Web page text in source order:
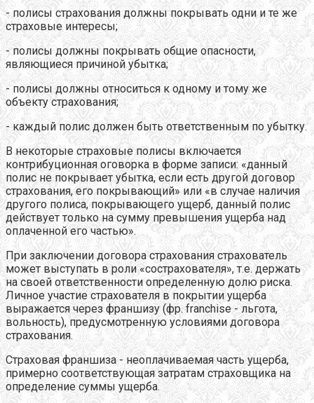
- полисы страхования должны покрывать одни и те же
страховые интересы;
- полисы должны покрывать общие опасности,
являющиеся причиной убытка;
- полисы должны относиться к одному и тому же
объекту страхования;
- каждый полис должен быть ответственным по убытку.
В некоторые страховые полисы включается
контрибуционная оговорка в форме записи: «данный
полис не покрывает убытка, если есть другой договор
страхования, его покрывающий» или «в случае наличия
другого полиса, покрывающего ущерб, данный полис
действует только на сумму превышения ущерба над
оплаченной его частью».
При заключении договора страхования страхователь
может выступать в роли «сострахователя», т.е. держать
на своей ответственности определенную долю риска.
Личное участие страхователя в покрытии ущерба
выражается через франшизу (фр. franchise - льгота,
вольность), предусмотренную условиями договора
страхования.
Страховая франшиза - неоплачиваемая часть ущерба,
примерно соответствующая затратам страховщика на
определение суммы ущерба.